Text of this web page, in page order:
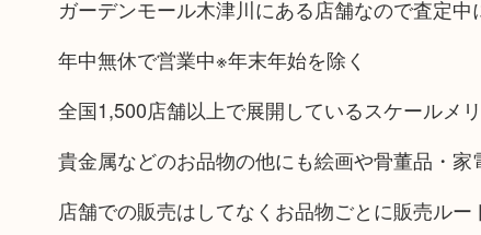
ガーデンモール木津川にある店舗なので査定中
年中無休で営業中※年末年始を除く
全国1,500店舗以上で展開しているスケールメ
貴金属などのお品物の他にも絵画や骨董品・家
店舗での販売はしてなくお品物ごとに販売ル